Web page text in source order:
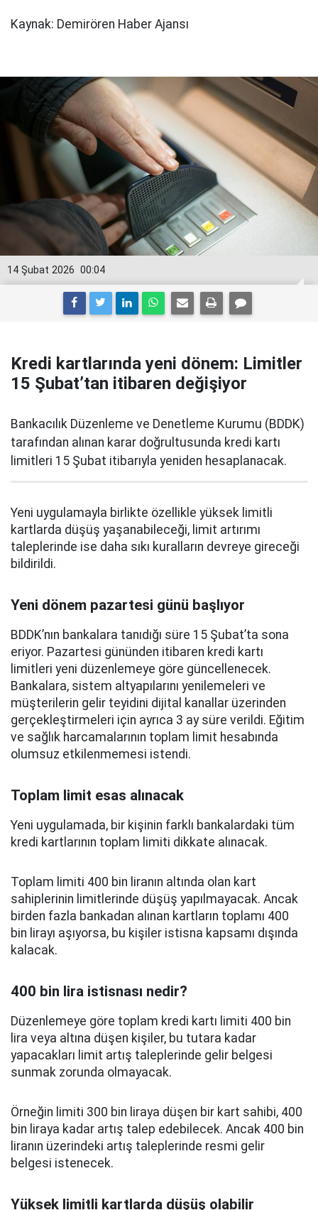
Kaynak: Demirören Haber Ajansı
00:04
14 Şubat 2026
Kredi kartlarında yeni dönem: Limitler
15 Şubat’tan itibaren değişiyor
Bankacılık Düzenleme ve Denetleme Kurumu (BDDK)
tarafından alınan karar doğrultusunda kredi kartı
limitleri 15 Şubat itibarıyla yeniden hesaplanacak.
Yeni uygulamayla birlikte özellikle yüksek limitli
kartlarda düşüş yaşanabileceği, limit artırımı
taleplerinde ise daha sıkı kuralların devreye gireceği
bildirildi.
Yeni dönem pazartesi günü başlıyor
BDDK’nın bankalara tanıdığı süre 15 Şubat’ta sona
eriyor. Pazartesi gününden itibaren kredi kartı
limitleri yeni düzenlemeye göre güncellenecek.
Bankalara, sistem altyapılarını yenilemeleri ve
müşterilerin gelir teyidini dijital kanallar üzerinden
gerçekleştirmeleri için ayrıca 3 ay süre verildi. Eğitim
ve sağlık harcamalarının toplam limit hesabında
olumsuz etkilenmemesi istendi.
Toplam limit esas alınacak
Yeni uygulamada, bir kişinin farklı bankalardaki tüm
kredi kartlarının toplam limiti dikkate alınacak.
Toplam limiti 400 bin liranın altında olan kart
sahiplerinin limitlerinde düşüş yapılmayacak. Ancak
birden fazla bankadan alınan kartların toplamı 400
bin lirayı aşıyorsa, bu kişiler istisna kapsamı dışında
kalacak.
400 bin lira istisnası nedir?
Düzenlemeye göre toplam kredi kartı limiti 400 bin
lira veya altına düşen kişiler, bu tutara kadar
yapacakları limit artış taleplerinde gelir belgesi
sunmak zorunda olmayacak.
Örneğin limiti 300 bin liraya düşen bir kart sahibi, 400
bin liraya kadar artış talep edebilecek. Ancak 400 bin
liranın üzerindeki artış taleplerinde resmi gelir
belgesi istenecek.
Yüksek limitli kartlarda düşüş olabilir